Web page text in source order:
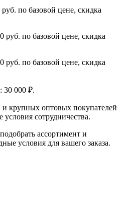
по базовой цене, скидка
руб. по базовой цене, скидка
руб. по базовой цене, скидка
30 000 ₽.
крупных оптовых покупателей
сотрудничества.
ассортимент и
условия для вашего заказа.